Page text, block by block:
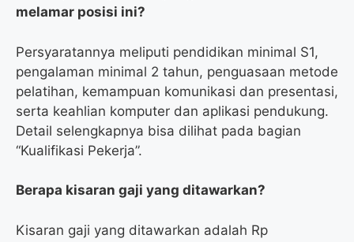
melamar posisi ini?
Persyaratannya meliputi pendidikan minimal S1,
pengalaman minimal 2 tahun, penguasaan metode
pelatihan, kemampuan komunikasi dan presentasi,
serta keahlian komputer dan aplikasi pendukung.
Detail selengkapnya bisa dilihat pada bagian
“Kualifikasi Pekerja”.
Berapa kisaran gaji yang ditawarkan?
Kisaran gaji yang ditawarkan adalah Rp